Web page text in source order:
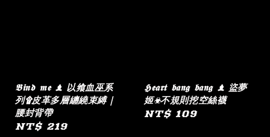
𝕭𝖎𝖓𝖉 𝖒𝖊 ♝ 以飨血巫系
列۩皮革多層纏繞束縛｜
腰封背帶
Regular
NT$ 219
𝕳𝖊𝖆𝖗𝖙 𝖇𝖆𝖓𝖌 𝖇𝖆𝖓𝖌 ♝ 盜夢
姬☣︎不規則挖空絲襪
Regular
NT$ 109